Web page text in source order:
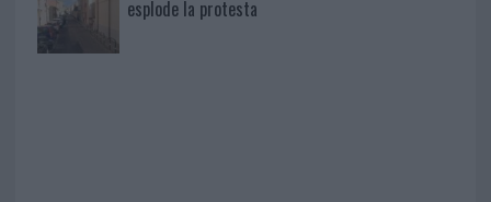
esplode la protesta